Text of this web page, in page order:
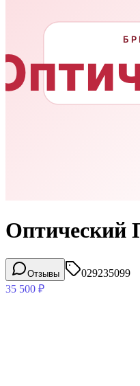
Оптический
Отзывы
029235099
35 500 ₽